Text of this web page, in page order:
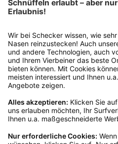
findest du online.
anschließend sicher und
dir in deinem
Gast bestellt, schreibe uns
verkauf@schecker.de oder
Servicezeiten an, dann
Rücksendeetikett